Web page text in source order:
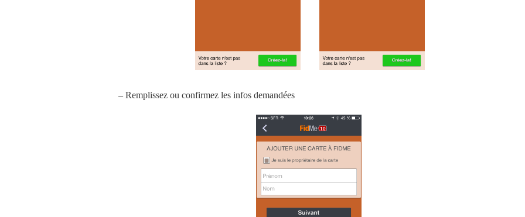
– Remplissez ou confirmez les infos demandées